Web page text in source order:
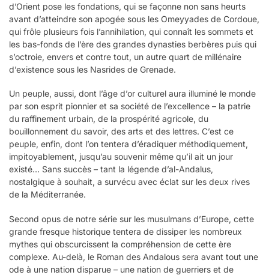
d’Orient pose les fondations, qui se façonne non sans heurts
avant d’atteindre son apogée sous les Omeyyades de Cordoue,
qui frôle plusieurs fois l’annihilation, qui connaît les sommets et
les bas-fonds de l’ère des grandes dynasties berbères puis qui
s’octroie, envers et contre tout, un autre quart de millénaire
d’existence sous les Nasrides de Grenade.
Un peuple, aussi, dont l’âge d’or culturel aura illuminé le monde
par son esprit pionnier et sa société de l’excellence – la patrie
du raffinement urbain, de la prospérité agricole, du
bouillonnement du savoir, des arts et des lettres. C’est ce
peuple, enfin, dont l’on tentera d’éradiquer méthodiquement,
impitoyablement, jusqu’au souvenir même qu’il ait un jour
existé… Sans succès – tant la légende d’al-Andalus,
nostalgique à souhait, a survécu avec éclat sur les deux rives
de la Méditerranée.
Second opus de notre série sur les musulmans d’Europe, cette
grande fresque historique tentera de dissiper les nombreux
mythes qui obscurcissent la compréhension de cette ère
complexe. Au-delà, le Roman des Andalous sera avant tout une
ode à une nation disparue – une nation de guerriers et de